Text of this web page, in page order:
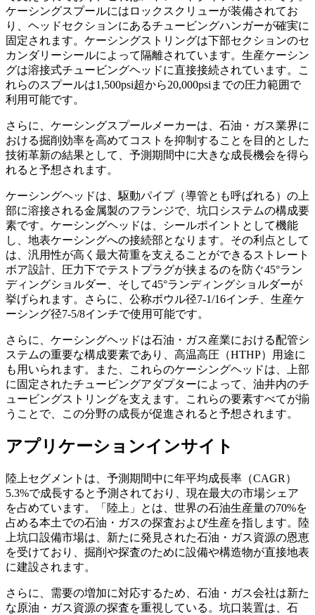
ケーシングスプールにはロックスクリューが装備されてお
り、ヘッドセクションにあるチュービングハンガーが確実に
固定されます。ケーシングストリングは下部セクションのセ
カンダリーシールによって隔離されています。生産ケーシン
グは溶接式チュービングヘッドに直接接続されています。こ
れらのスプールは1,500psi超から20,000psiまでの圧力範囲で
利用可能です。
さらに、ケーシングスプールメーカーは、石油・ガス業界に
おける掘削効率を高めてコストを抑制することを目的とした
技術革新の結果として、予測期間中に大きな成長機会を得ら
れると予想されます。
ケーシングヘッドは、駆動パイプ（導管とも呼ばれる）の上
部に溶接される金属製のフランジで、坑口システムの構成要
素です。ケーシングヘッドは、シールポイントとして機能
し、地表ケーシングへの接続部となります。その利点として
は、汎用性が高く最大荷重を支えることができるストレート
ボア設計、圧力下でテストプラグが挟まるのを防ぐ45°ラン
ディングショルダー、そして45°ランディングショルダーが
挙げられます。さらに、公称ボウル径7-1/16インチ、生産ケ
ーシング径7-5/8インチで使用可能です。
さらに、ケーシングヘッドは石油・ガス産業における配管シ
ステムの重要な構成要素であり、高温高圧（HTHP）用途に
も用いられます。また、これらのケーシングヘッドは、上部
に固定されたチュービングアダプターによって、油井内のチ
ュービングストリングを支えます。これらの要素すべてが揃
うことで、この分野の成長が促進されると予想されます。
アプリケーションインサイト
陸上セグメントは、予測期間中に年平均成長率（CAGR）
5.3%で成長すると予測されており、現在最大の市場シェア
を占めています。「陸上」とは、世界の石油生産量の70%を
占める本土での石油・ガスの探査および生産を指します。陸
上坑口設備市場は、新たに発見された石油・ガス資源の恩恵
を受けており、掘削や探査のために設備や構造物が直接地表
に建設されます。
さらに、需要の増加に対応するため、石油・ガス会社は新た
な原油・ガス資源の探査を重視している。坑口装置は、石